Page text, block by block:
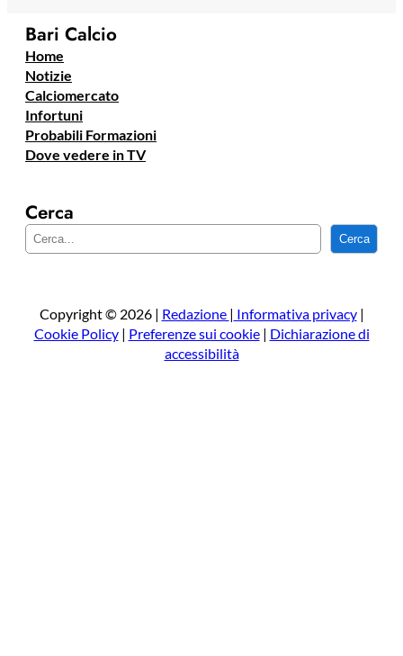
Bari Calcio
Home
Notizie
Calciomercato
Infortuni
Probabili Formazioni
Dove vedere in TV
Cerca
e
a
Cerca
Copyright © 2026 | Redazione | Informativa privacy|
Cookie Policy| Preferenze sui cookie| Dichiarazione di
accessibilità